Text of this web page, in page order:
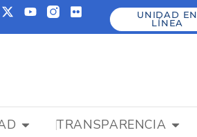
UNIDAD EN
LÍNEA
TRANSPARENCIA